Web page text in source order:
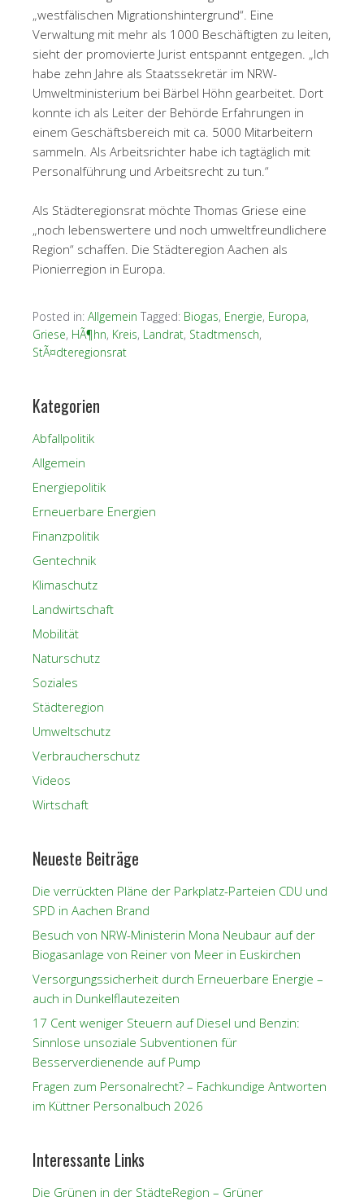
„westfälischen Migrationshintergrund“. Eine
Verwaltung mit mehr als 1000 Beschäftigten zu leiten,
sieht der promovierte Jurist entspannt entgegen. „Ich
habe zehn Jahre als Staatssekretär im NRW-
Umweltministerium bei Bärbel Höhn gearbeitet. Dort
konnte ich als Leiter der Behörde Erfahrungen in
einem Geschäftsbereich mit ca. 5000 Mitarbeitern
sammeln. Als Arbeitsrichter habe ich tagtäglich mit
Personalführung und Arbeitsrecht zu tun.“
Als Städteregionsrat möchte Thomas Griese eine
„noch lebenswertere und noch umweltfreundlichere
Region“ schaffen. Die Städteregion Aachen als
Pionierregion in Europa.
Posted in: Allgemein Tagged: Biogas, Energie, Europa,
Griese, HÃ¶hn, Kreis, Landrat, Stadtmensch,
StÃ¤dteregionsrat
Kategorien
Abfallpolitik
Allgemein
Energiepolitik
Erneuerbare Energien
Finanzpolitik
Gentechnik
Klimaschutz
Landwirtschaft
Mobilität
Naturschutz
Soziales
Städteregion
Umweltschutz
Verbraucherschutz
Videos
Wirtschaft
Neueste Beiträge
Die verrückten Pläne der Parkplatz-Parteien CDU und
SPD in Aachen Brand
Besuch von NRW-Ministerin Mona Neubaur auf der
Biogasanlage von Reiner von Meer in Euskirchen
Versorgungssicherheit durch Erneuerbare Energie –
auch in Dunkelflautezeiten
17 Cent weniger Steuern auf Diesel und Benzin:
Sinnlose unsoziale Subventionen für
Besserverdienende auf Pump
Fragen zum Personalrecht? – Fachkundige Antworten
im Küttner Personalbuch 2026
Interessante Links
Die Grünen in der StädteRegion – Grüner